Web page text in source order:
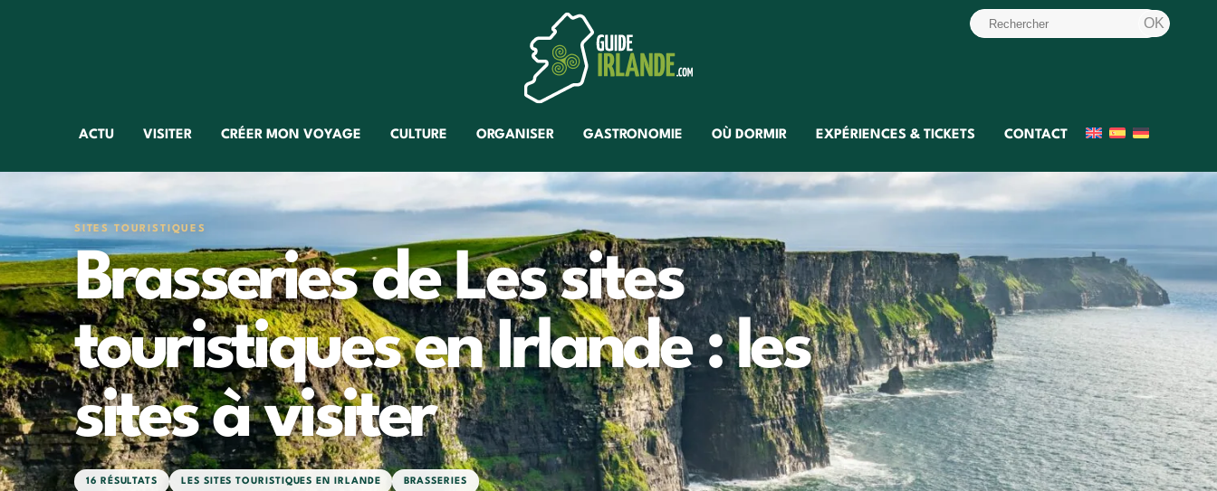
ACTU VISITER CRÉER MON VOYAGE CULTURE ORGANISER GASTRONOMIE OÙ DORMIR EXPÉRIENCES & TICKETS CONTACT
SITES TOURISTIQUES
Brasseries de Les sites
touristiques en Irlande : les
sites à visiter
16 RÉSULTATS LES SITES TOURISTIQUES EN IRLANDE BRASSERIES